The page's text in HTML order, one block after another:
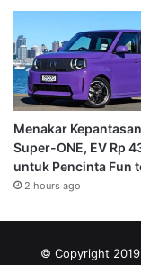
Menakar
Super-ONE, EV Rp
untuk Pencinta Fun
2 hours ago
© Copyright